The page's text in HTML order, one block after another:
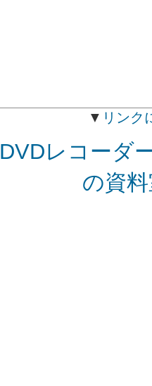
▼ リンク
DVDレコーダ
の資